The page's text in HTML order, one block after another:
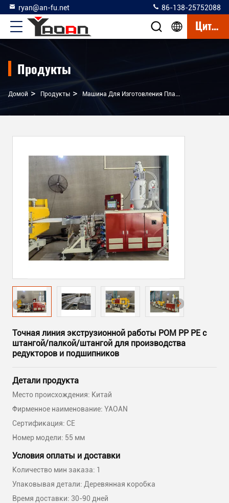
ryan@an-fu.net 86-138-25752088
Цитата
Продукты
Домой > Продукты > Машина Для Изготовления Пластиковых Стержней
Точная линия экструзионной работы POM PP PE с
штангой/палкой/штангой для производства
редукторов и подшипников
Детали продукта
Место происхождения: Китай
Фирменное наименование: YAOAN
Сертификация: CE
Номер модели: 55 мм
Условия оплаты и доставки
Количество мин заказа: 1
Упаковывая детали: Деревянная коробка
Время доставки: 30-90 дней